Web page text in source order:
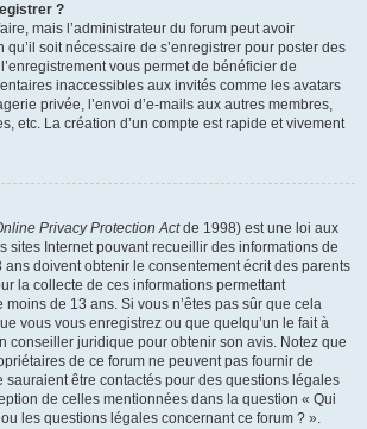
?
mais l’administrateur du forum peut avoir
qu’il soit nécessaire de s’enregistrer pour poster des
vous permet de bénéficier de
inaccessibles aux invités comme les avatars
privée, l’envoi d’e-mails aux autres membres,
etc. La création d’un compte est rapide et vivement
Privacy Protection Actde 1998) est une loi aux
sites Internet pouvant recueillir des informations de
doivent obtenir le consentement écrit des parents
la collecte de ces informations permettant
moins de 13 ans. Si vous n’êtes pas sûr que cela
vous vous enregistrez ou que quelqu’un le fait à
conseiller juridique pour obtenir son avis. Notez que
de ce forum ne peuvent pas fournir de
sauraient être contactés pour des questions légales
de celles mentionnées dans la question « Qui
les questions légales concernant ce forum ? ».